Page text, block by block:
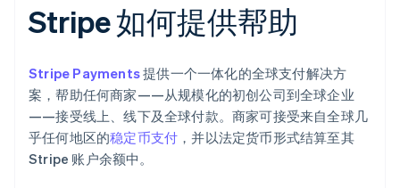
Stripe 如何提供帮助
Stripe Payments提供一个一体化的全球支付解决方
案，帮助任何商家——从规模化的初创公司到全球企业
——接受线上、线下及全球付款。商家可接受来自全球几
乎任何地区的稳定币支付 ，并以法定货币形式结算至其
Stripe 账户余额中。